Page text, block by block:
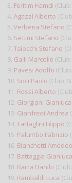
3. Feritim Hamdi
4. Agazzi Alberto
5. Verbena Stefano
6. Settimi Stefano
7. Taiocchi Stefano
8. Galli Marcello
9. Pavesi Adolfo
10. Sioli Paolo (Club:
11. Rossi Alberto
12. Giorgiani Gianluca
13. Gianfredi Andrea
14. Tartaglini Filippo
15. Palumbo Fabrizio
16. Bianchetti Amedeo
17. Battaggia Gianluca
18. Barra Danilo
19. Rambaldi Luca